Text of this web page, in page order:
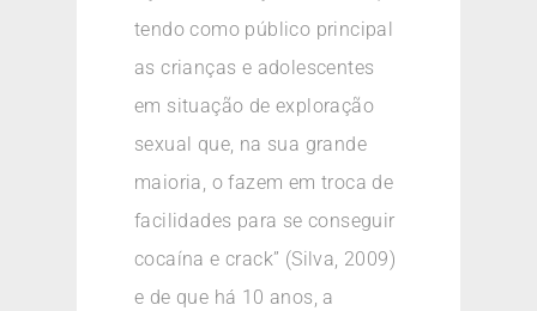
tendo como público principal
as crianças e adolescentes
em situação de exploração
sexual que, na sua grande
maioria, o fazem em troca de
facilidades para se conseguir
cocaína e crack” (Silva, 2009)
e de que há 10 anos, a